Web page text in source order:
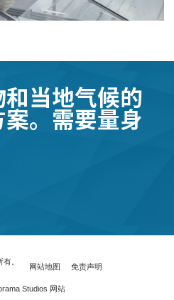
当地气候的
。需要量身
。
网站地图 免责声明
Studios 网站